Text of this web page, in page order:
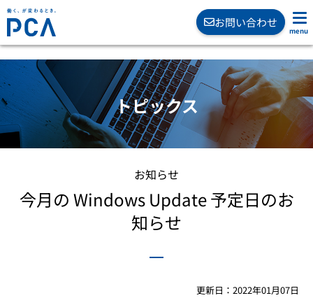
お問い合わせ
トピックス
お知らせ
今月の Windows Update 予定日のお
知らせ
更新日：2022年01月07日